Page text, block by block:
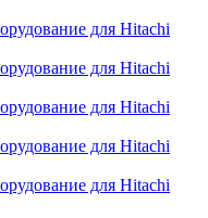
для Hitachi
для Hitachi
для Hitachi
для Hitachi
для Hitachi